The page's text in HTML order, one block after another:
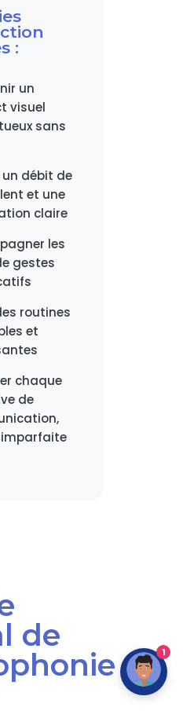
:
un
visuel
sans
un débit de
et une
claire
les
gestes
routines
et
chaque
de
de
1